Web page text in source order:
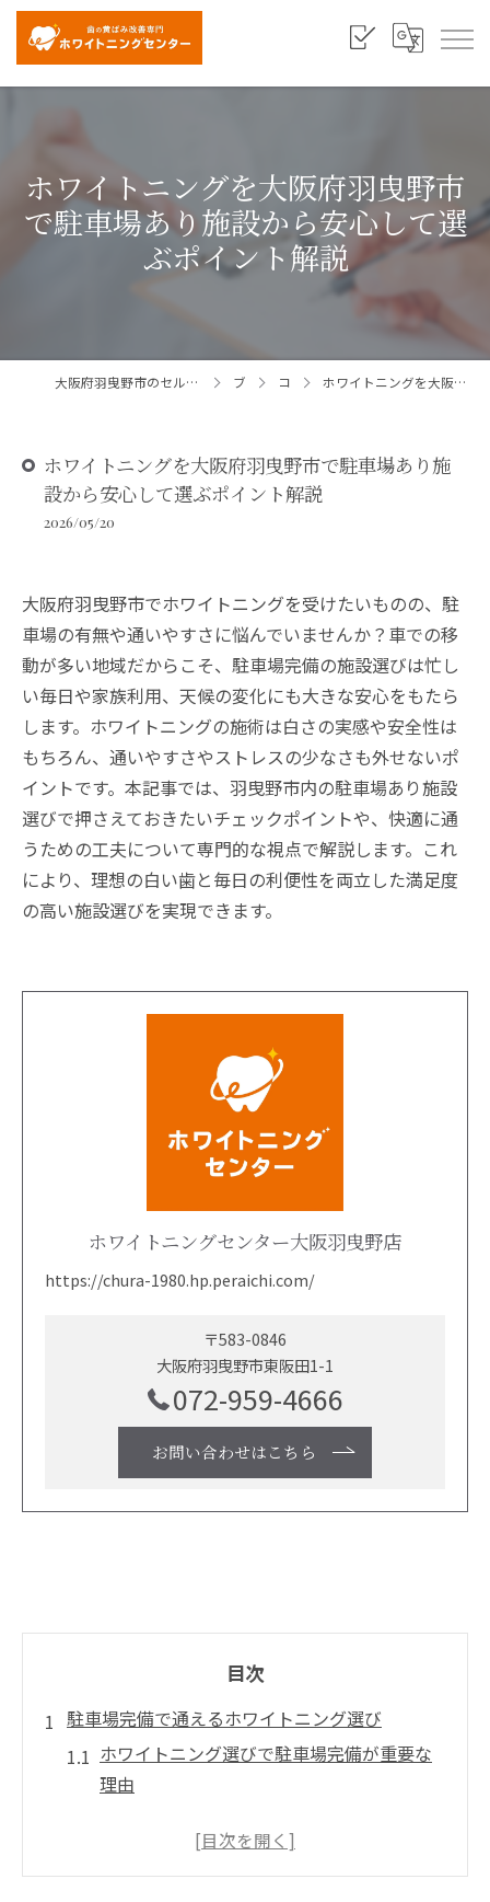
ホワイトニングを大阪府羽曳野市
で駐車場あり施設から安心して選
ぶポイント解説
大阪府羽曳野市のセルフホワイトニングならホワイトニングセンター大阪羽曳野店 ブログ コラム ホワイトニングを大阪府羽曳野市で駐車場あり施設から安心して選ぶポイント解説
ホワイトニングを大阪府羽曳野市で駐車場あり施
設から安心して選ぶポイント解説
2026/05/20
大阪府羽曳野市でホワイトニングを受けたいものの、駐
車場の有無や通いやすさに悩んでいませんか？車での移
動が多い地域だからこそ、駐車場完備の施設選びは忙し
い毎日や家族利用、天候の変化にも大きな安心をもたら
します。ホワイトニングの施術は白さの実感や安全性は
もちろん、通いやすさやストレスの少なさも外せないポ
イントです。本記事では、羽曳野市内の駐車場あり施設
選びで押さえておきたいチェックポイントや、快適に通
うための工夫について専門的な視点で解説します。これ
により、理想の白い歯と毎日の利便性を両立した満足度
の高い施設選びを実現できます。
ホワイトニングセンター大阪羽曳野店
https://chura-1980.hp.peraichi.com/
〒583-0846
大阪府羽曳野市東阪田1-1
072-959-4666
お問い合わせはこちら
目次
駐車場完備で通えるホワイトニング選び
ホワイトニング選びで駐車場完備が重要な
理由
ホワイトニング施設の駐車スペース確認ポ